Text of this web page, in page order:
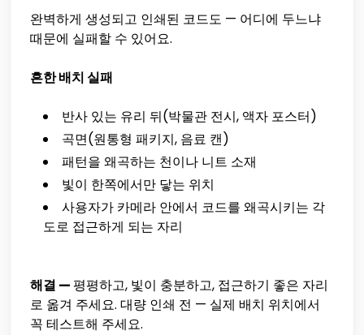
완벽하게 생성되고 인쇄된 코드도 — 어디에 두느냐
때문에 실패할 수 있어요.
흔한 배치 실패
반사 있는 유리 뒤(박물관 전시, 액자 포스터)
곡면(원통형 패키지, 음료 캔)
패턴을 왜곡하는 천이나 니트 소재
빛이 한쪽에서만 닿는 위치
사용자가 카메라 안에서 코드를 왜곡시키는 각
도로 접근하게 되는 자리
해결 —평평하고, 빛이 충분하고, 접근하기 좋은 자리
로 옮겨 주세요. 대량 인쇄 전 — 실제 배치 위치에서
꼭 테스트해 주세요.